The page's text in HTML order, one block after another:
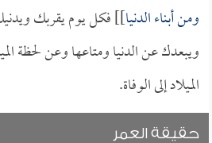
ومن أبناء الدنيا]] فكل يوم يقربك
ويبعدك عن الدنيا ومتاعها وعن لحظة
الميلاد إلى الوفاة.
حقيقة العمر